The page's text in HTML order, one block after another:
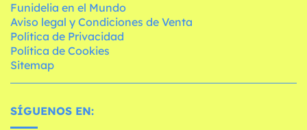
Funidelia en el Mundo
Aviso legal y Condiciones de Venta
Política de Privacidad
Política de Cookies
Sitemap
SÍGUENOS EN: